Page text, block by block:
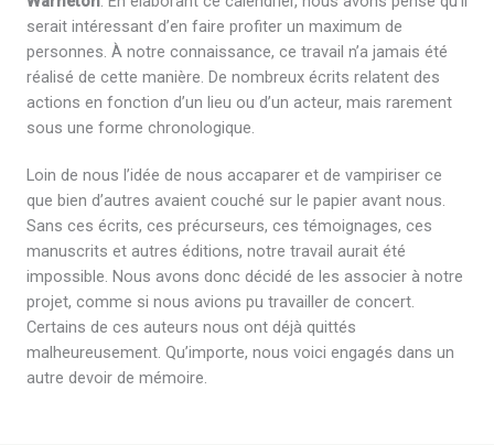
serait intéressant d’en faire profiter un maximum de
personnes. À notre connaissance, ce travail n’a jamais été
réalisé de cette manière. De nombreux écrits relatent des
actions en fonction d’un lieu ou d’un acteur, mais rarement
sous une forme chronologique.
Loin de nous l’idée de nous accaparer et de vampiriser ce
que bien d’autres avaient couché sur le papier avant nous.
Sans ces écrits, ces précurseurs, ces témoignages, ces
manuscrits et autres éditions, notre travail aurait été
impossible. Nous avons donc décidé de les associer à notre
projet, comme si nous avions pu travailler de concert.
Certains de ces auteurs nous ont déjà quittés
malheureusement. Qu’importe, nous voici engagés dans un
autre devoir de mémoire.